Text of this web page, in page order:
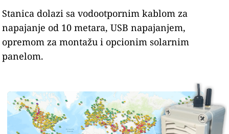
Stanica dolazi sa vodootpornim kablom za
napajanje od 10 metara, USB napajanjem,
opremom za montažu i opcionim solarnim
panelom.